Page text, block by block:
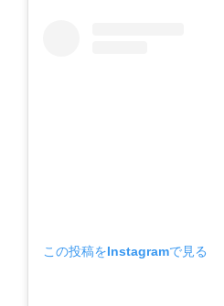
この投稿をInstagramで見る